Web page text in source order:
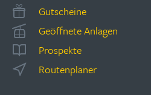
Gutscheine
Geöffnete Anlagen
Prospekte
Routenplaner